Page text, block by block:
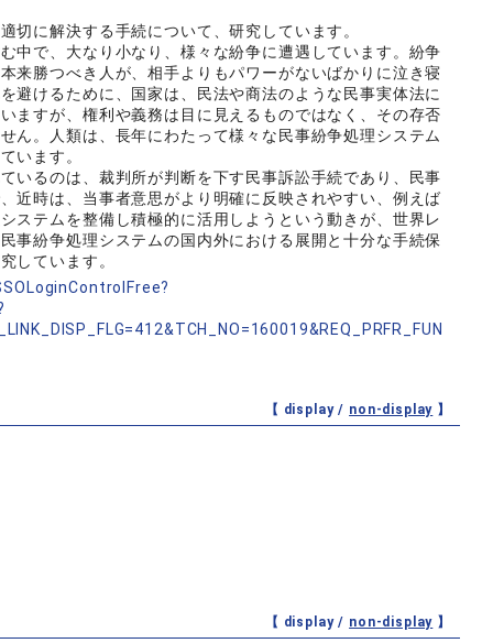
に解決する手続について、研究しています。
中で、大なり小なり、様々な紛争に遭遇しています。紛争
来勝つべき人が、相手よりもパワーがないばかりに泣き寝
避けるために、国家は、民法や商法のような民事実体法に
ますが、権利や義務は目に見えるものではなく、その存否
ん。人類は、長年にわたって様々な民事紛争処理システム
います。
いるのは、裁判所が判断を下す民事訴訟手続であり、民事
近時は、当事者意思がより明確に反映されやすい、例えば
ステムを整備し積極的に活用しようという動きが、世界レ
事紛争処理システムの国内外における展開と十分な手続保
しています。
【 display / non-display 】
【 display / non-display 】